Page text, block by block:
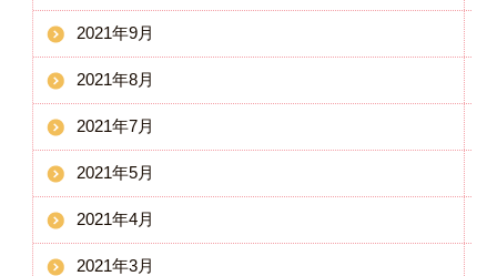
2021年9月
2021年8月
2021年7月
2021年5月
2021年4月
2021年3月